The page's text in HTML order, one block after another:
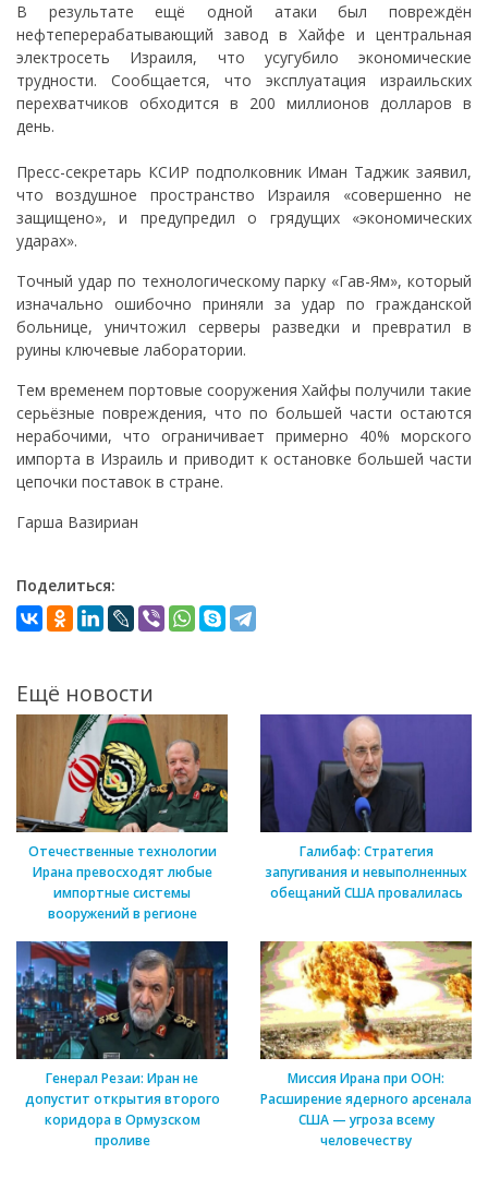
В результате ещё одной атаки был повреждён
нефтеперерабатывающий завод в Хайфе и центральная
электросеть Израиля, что усугубило экономические
трудности. Сообщается, что эксплуатация израильских
перехватчиков обходится в 200 миллионов долларов в
день.
Пресс-секретарь КСИР подполковник Иман Таджик заявил,
что воздушное пространство Израиля «совершенно не
защищено», и предупредил о грядущих «экономических
ударах».
Точный удар по технологическому парку «Гав-Ям», который
изначально ошибочно приняли за удар по гражданской
больнице, уничтожил серверы разведки и превратил в
руины ключевые лаборатории.
Тем временем портовые сооружения Хайфы получили такие
серьёзные повреждения, что по большей части остаются
нерабочими, что ограничивает примерно 40% морского
импорта в Израиль и приводит к остановке большей части
цепочки поставок в стране.
Гарша Вазириан
Поделиться:
Ещё новости
Отечественные технологии
Ирана превосходят любые
импортные системы
вооружений в регионе
Галибаф: Стратегия
запугивания и невыполненных
обещаний США провалилась
Генерал Резаи: Иран не
допустит открытия второго
коридора в Ормузском
проливе
Миссия Ирана при ООН:
Расширение ядерного арсенала
США — угроза всему
человечеству